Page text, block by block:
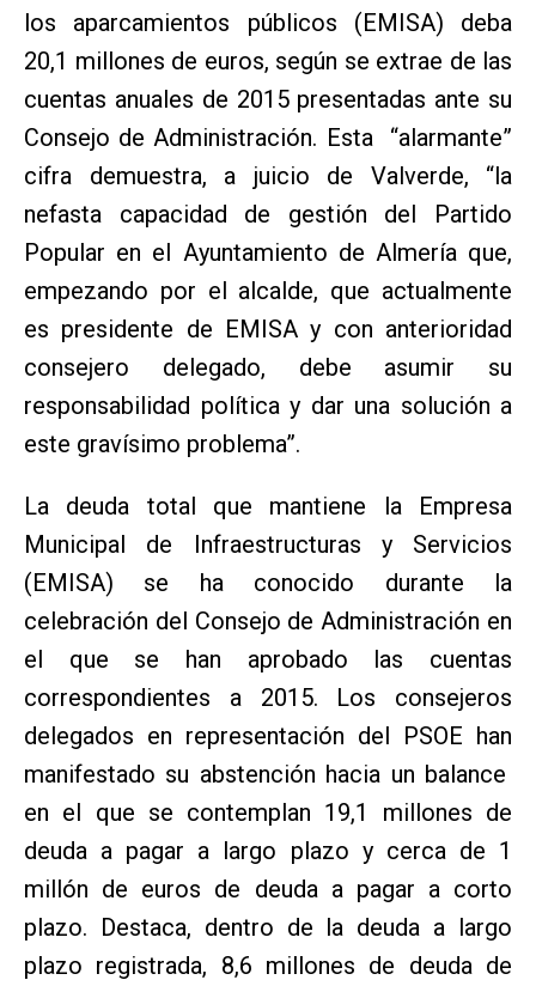
los aparcamientos públicos (EMISA) deba
20,1 millones de euros, según se extrae de las
cuentas anuales de 2015 presentadas ante su
Consejo de Administración. Esta “alarmante”
cifra demuestra, a juicio de Valverde, “la
nefasta capacidad de gestión del Partido
Popular en el Ayuntamiento de Almería que,
empezando por el alcalde, que actualmente
es presidente de EMISA y con anterioridad
consejero delegado, debe asumir su
responsabilidad política y dar una solución a
este gravísimo problema”.
La deuda total que mantiene la Empresa
Municipal de Infraestructuras y Servicios
(EMISA) se ha conocido durante la
celebración del Consejo de Administración en
el que se han aprobado las cuentas
correspondientes a 2015. Los consejeros
delegados en representación del PSOE han
manifestado su abstención hacia un balance
en el que se contemplan 19,1 millones de
deuda a pagar a largo plazo y cerca de 1
millón de euros de deuda a pagar a corto
plazo. Destaca, dentro de la deuda a largo
plazo registrada, 8,6 millones de deuda de